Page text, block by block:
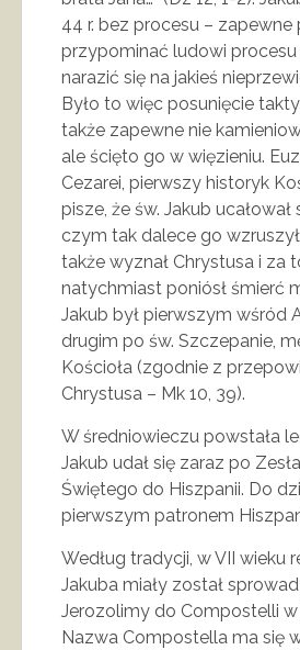
44 r. bez procesu – zapewne
przypominać ludowi procesu
narazić się na jakieś
Było to więc posunięcie
także zapewne nie
ale ścięto go w więzieniu.
Cezarei, pierwszy historyk
pisze, że św. Jakub
czym tak dalece go
także wyznał Chrystusa i za
natychmiast poniósł śmierć
Jakub był pierwszym wśród
drugim po św. Szczepanie,
Kościoła (zgodnie z
Chrystusa – Mk 10, 39).
W średniowieczu powstała
Jakub udał się zaraz po
Świętego do Hiszpanii. Do
pierwszym patronem
Według tradycji, w VII wieku
Jakuba miały został
Jerozolimy do Compostelli w
Nazwa Compostella ma się